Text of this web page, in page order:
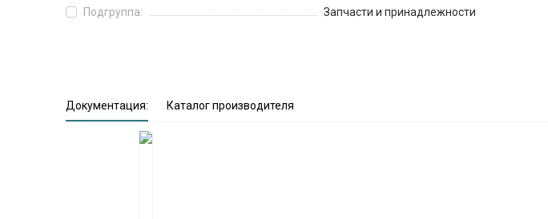
Подгруппа:
Запчасти и принадлежности
Документация: Каталог производителя